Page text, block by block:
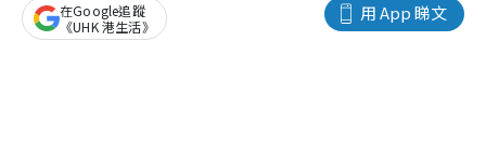
用 App 睇文
在Google追蹤
《UHK 港生活》